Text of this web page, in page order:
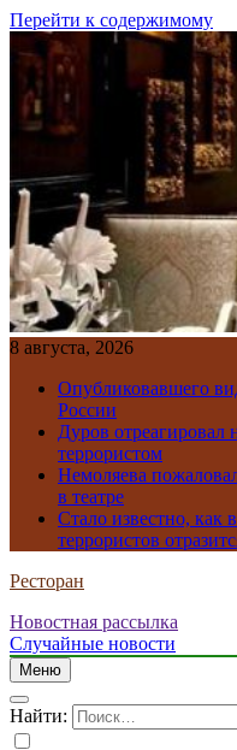
Перейти к содержимому
8 августа, 2026
Опубликовавшего
России
Дуров отреагировал
террористом
Немоляева
в театре
Стало известно, как
террористов
Ресторан
Новостная рассылка
Случайные новости
Меню
Найти: